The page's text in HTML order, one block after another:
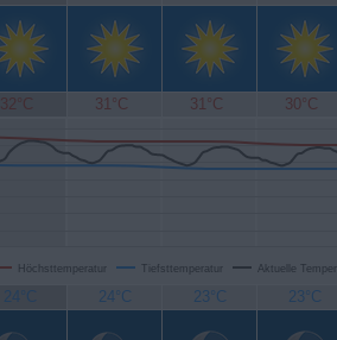
32°C 31°C 31°C 30°C
Höchsttemperatur Tiefsttemperatur Aktuelle
24°C 24°C 23°C 23°C